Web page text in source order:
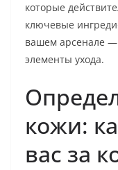
которые
ключевые
вашем арсенале
элементы ухода.
кожи:
вас за